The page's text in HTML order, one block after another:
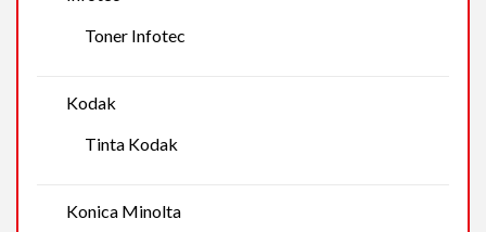
Toner Infotec
Kodak
Tinta Kodak
Konica Minolta